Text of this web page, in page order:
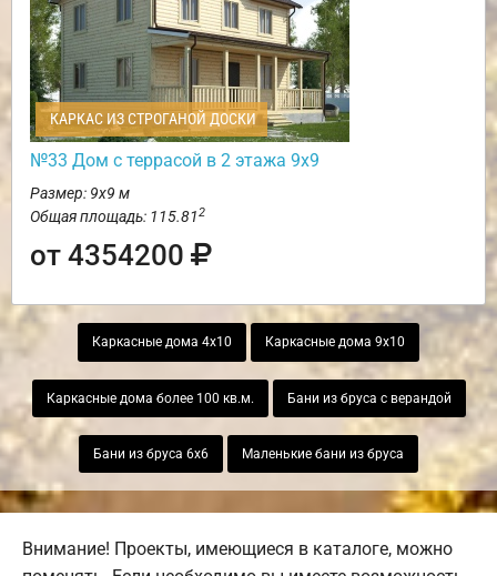
КАРКАС ИЗ СТРОГАНОЙ ДОСКИ
№33 Дом с террасой в 2 этажа 9х9
Размер: 9х9 м
Общая площадь: 115.812
от 4354200
Каркасные дома 4х10 Каркасные дома 9х10
Каркасные дома более 100 кв.м. Бани из бруса с верандой
Бани из бруса 6х6 Маленькие бани из бруса
Внимание! Проекты, имеющиеся в каталоге, можно